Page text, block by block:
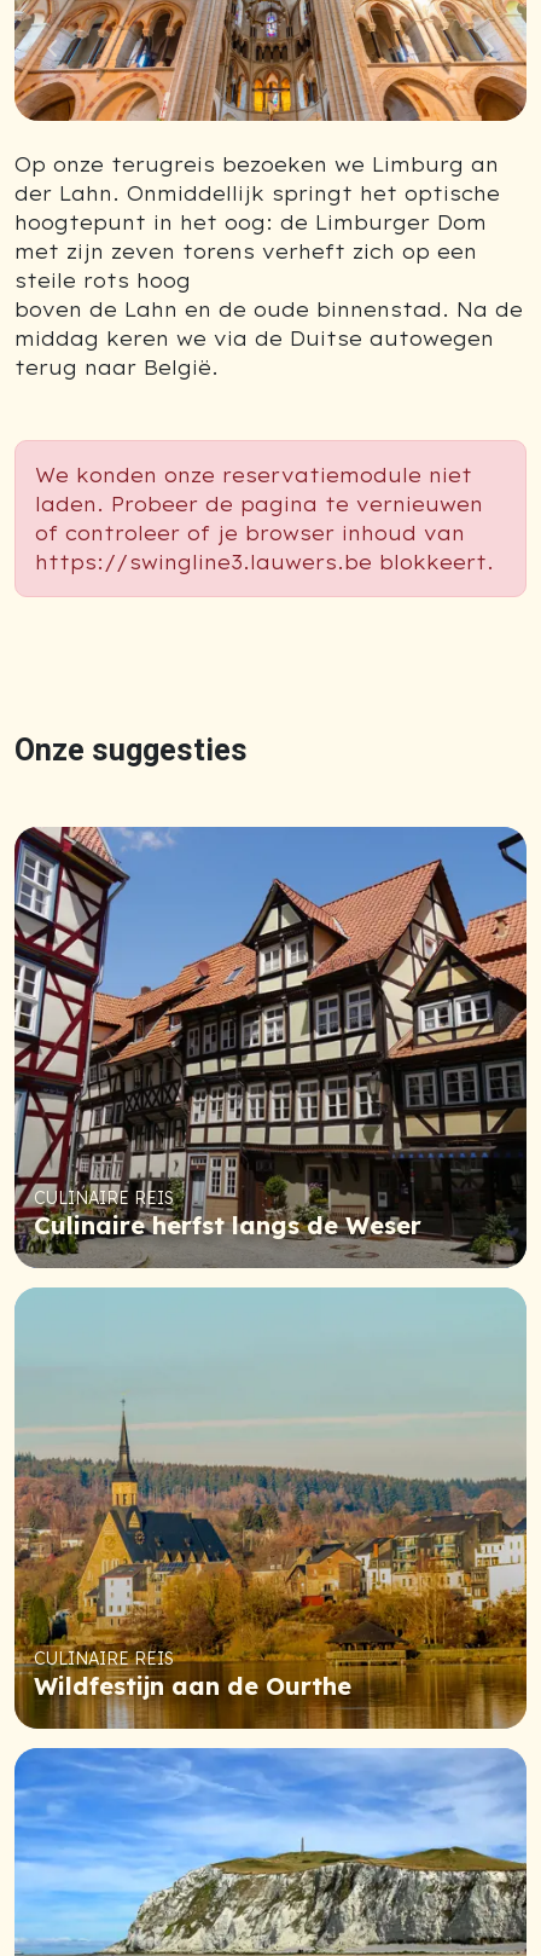
Previous Next
Op onze terugreis bezoeken we Limburg an
der Lahn. Onmiddellijk springt het optische
hoogtepunt in het oog: de Limburger Dom
met zijn zeven torens verheft zich op een
steile rots hoog
boven de Lahn en de oude binnenstad. Na de
middag keren we via de Duitse autowegen
terug naar België.
We konden onze reservatiemodule niet
laden. Probeer de pagina te vernieuwen
of controleer of je browser inhoud van
https://swingline3.lauwers.be blokkeert.
Onze suggesties
CULINAIRE REIS
Culinaire herfst langs de Weser
CULINAIRE REIS
Wildfestijn aan de Ourthe